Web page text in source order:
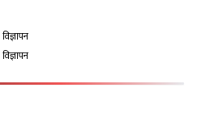
विज्ञापन
विज्ञापन